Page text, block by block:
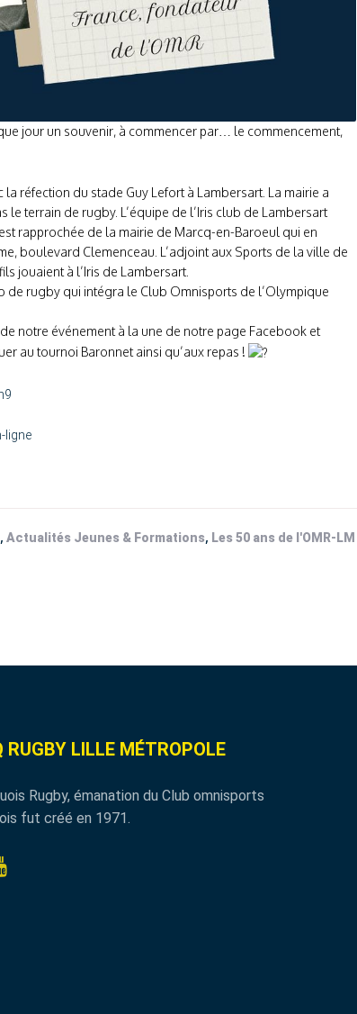
jour un souvenir, à commencer par… le commencement,
la réfection du stade Guy Lefort à Lambersart. La mairie a
le terrain de rugby. L’équipe de l’Iris club de Lambersart
rapprochée de la mairie de Marcq-en-Baroeul qui en
boulevard Clemenceau. L’adjoint aux Sports de la ville de
jouaient à l’Iris de Lambersart.
de rugby qui intégra le Club Omnisports de l’Olympique
notre événement à la une de notre page Facebook et
au tournoi Baronnet ainsi qu’aux repas !
ligne
, Actualités Jeunes & Formations, Les 50 ans de l'OMR-LM
RUGBY LILLE MÉTROPOLE
Rugby, émanation du Club omnisports
fut créé en 1971.